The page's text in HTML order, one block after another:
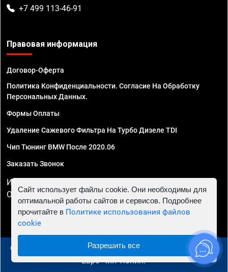
+7 499 113-46-91
Правовая информация
Договор-Оферта
Политика Конфиденциальности. Согласие На Обработку
Персональных Данных.
Формы Оплаты
Удаление Сажевого Фильтра На Турбо Дизеле TDI
Чип Тюнинг BMW После 2020.06
Заказать Звонок
ИП Смирнов Георгий Павлович. ИНН 781302555843,
ОГРНИП 324470400032610
© 2010 - 2026 Чип тюнинг в Москве и МО - Автосервис
"Евро Чип Тюнинг"
Сайт использует файлы cookie. Они необходимы для
оптимальной работы сайтов и сервисов. Подробнее
прочитайте в Политике использования файлов
cookie
Разрешить все